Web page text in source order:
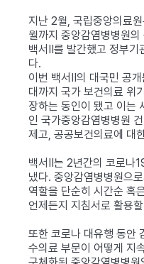
지난 2월, 국립중앙의료
월까지 중앙감염병병원
백서Ⅱ를 발간했고 정부기
다.
이번 백서Ⅱ의 대국민 공
대까지 국가 보건의료 위
장하는 동인이 됐고 이는
인 국가중앙감염병병원
제고, 공공보건의료에 대
백서Ⅱ는 2년간의 코로나
냈다. 중앙감염병병원으
역할을 단순히 시간순 혹
언제든지 지침서로 활용
또한 코로나 대유행 동안
수의료 부문이 어떻게 지